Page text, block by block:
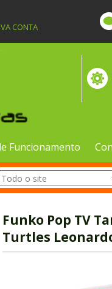
CONTA
Funcionamento
Funko Pop TV
Turtles